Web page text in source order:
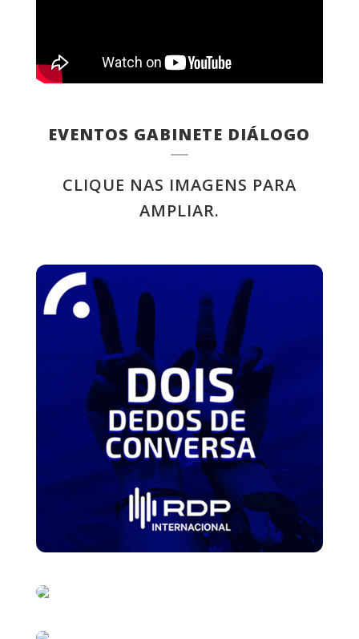
EVENTOS GABINETE DIÁLOGO
CLIQUE NAS IMAGENS PARA
AMPLIAR.